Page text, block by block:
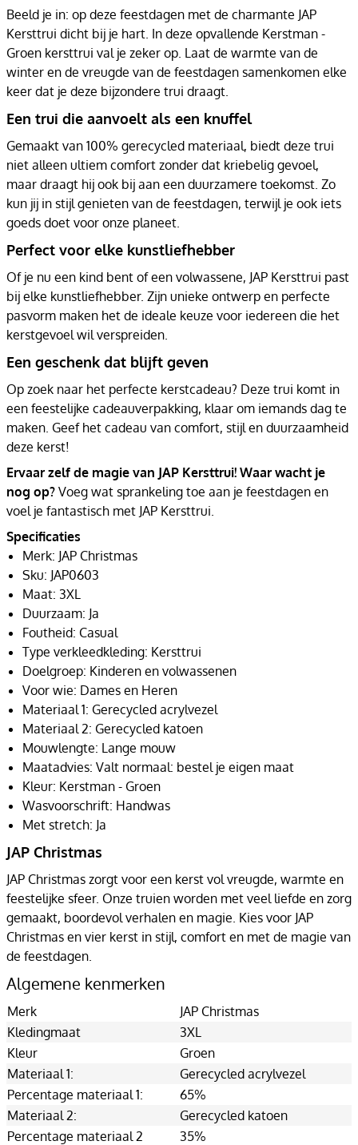
Beeld je in: op deze feestdagen met de charmante JAP
Kersttrui dicht bij je hart. In deze opvallende Kerstman -
Groen kersttrui val je zeker op. Laat de warmte van de
winter en de vreugde van de feestdagen samenkomen elke
keer dat je deze bijzondere trui draagt.
Een trui die aanvoelt als een knuffel
Gemaakt van 100% gerecycled materiaal, biedt deze trui
niet alleen ultiem comfort zonder dat kriebelig gevoel,
maar draagt hij ook bij aan een duurzamere toekomst. Zo
kun jij in stijl genieten van de feestdagen, terwijl je ook iets
goeds doet voor onze planeet.
Perfect voor elke kunstliefhebber
Of je nu een kind bent of een volwassene, JAP Kersttrui past
bij elke kunstliefhebber. Zijn unieke ontwerp en perfecte
pasvorm maken het de ideale keuze voor iedereen die het
kerstgevoel wil verspreiden.
Een geschenk dat blijft geven
Op zoek naar het perfecte kerstcadeau? Deze trui komt in
een feestelijke cadeauverpakking, klaar om iemands dag te
maken. Geef het cadeau van comfort, stijl en duurzaamheid
deze kerst!
Ervaar zelf de magie van JAP Kersttrui! Waar wacht je
nog op? Voeg wat sprankeling toe aan je feestdagen en
voel je fantastisch met JAP Kersttrui.
Specificaties
Merk: JAP Christmas
Sku: JAP0603
Maat: 3XL
Duurzaam: Ja
Foutheid: Casual
Type verkleedkleding: Kersttrui
Doelgroep: Kinderen en volwassenen
Voor wie: Dames en Heren
Materiaal 1: Gerecycled acrylvezel
Materiaal 2: Gerecycled katoen
Mouwlengte: Lange mouw
Maatadvies: Valt normaal: bestel je eigen maat
Kleur: Kerstman - Groen
Wasvoorschrift: Handwas
Met stretch: Ja
JAP Christmas
JAP Christmas zorgt voor een kerst vol vreugde, warmte en
feestelijke sfeer. Onze truien worden met veel liefde en zorg
gemaakt, boordevol verhalen en magie. Kies voor JAP
Christmas en vier kerst in stijl, comfort en met de magie van
de feestdagen.
Algemene kenmerken
Merk
JAP Christmas
Kledingmaat
3XL
Kleur
Groen
Materiaal 1:
Gerecycled acrylvezel
Percentage materiaal 1:
65%
Materiaal 2:
Gerecycled katoen
Percentage materiaal 2
35%